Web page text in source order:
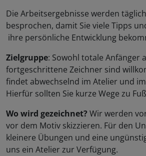
Die Arbeitsergebnisse werden
besprochen, damit Sie viele Tipps
ihre persönliche Entwicklung
Zielgruppe: Sowohl totale Anfänger
fortgeschrittene Zeichner sind
findet abwechselnd im Atelier und
Hierfür sollten Sie kurze Wege zu
Wo wird gezeichnet? Wir werden
vor dem Motiv skizzieren. Für den
kleinere Übungen und eine
uns ein Atelier zur Verfügung.